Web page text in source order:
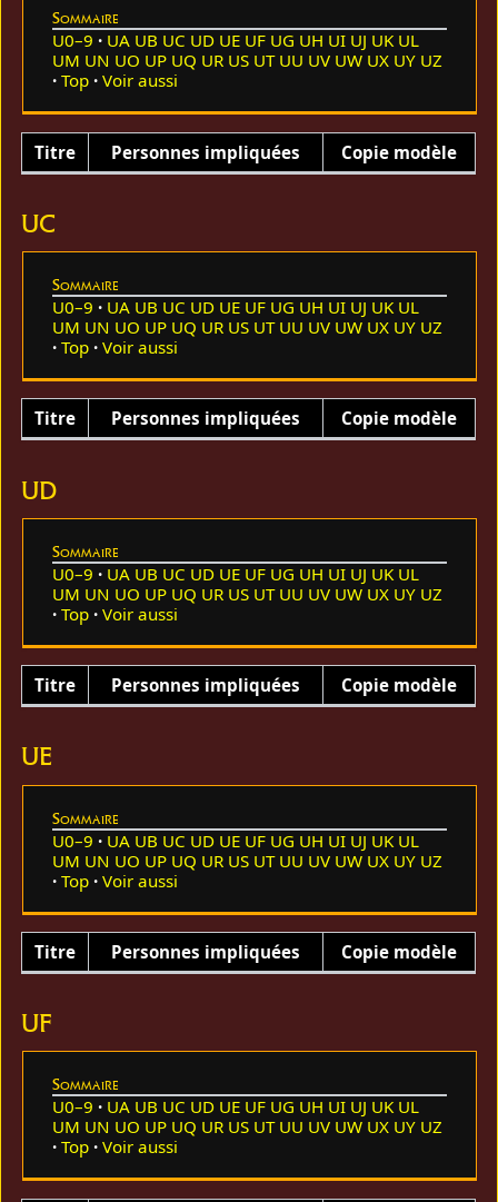
Sommaire
U0–9 UA UB UC UD UE UF UG UH UI UJ UK UL
UM UN UO UP UQ UR US UT UU UV UW UX UY UZ
Top
Voir aussi
Titre Personnes impliquées Copie modèle
UC
Sommaire
U0–9 UA UB UC UD UE UF UG UH UI UJ UK UL
UM UN UO UP UQ UR US UT UU UV UW UX UY UZ
Top
Voir aussi
Titre Personnes impliquées Copie modèle
UD
Sommaire
U0–9 UA UB UC UD UE UF UG UH UI UJ UK UL
UM UN UO UP UQ UR US UT UU UV UW UX UY UZ
Top
Voir aussi
Titre Personnes impliquées Copie modèle
UE
Sommaire
U0–9 UA UB UC UD UE UF UG UH UI UJ UK UL
UM UN UO UP UQ UR US UT UU UV UW UX UY UZ
Top
Voir aussi
Titre Personnes impliquées Copie modèle
UF
Sommaire
U0–9 UA UB UC UD UE UF UG UH UI UJ UK UL
UM UN UO UP UQ UR US UT UU UV UW UX UY UZ
Top
Voir aussi